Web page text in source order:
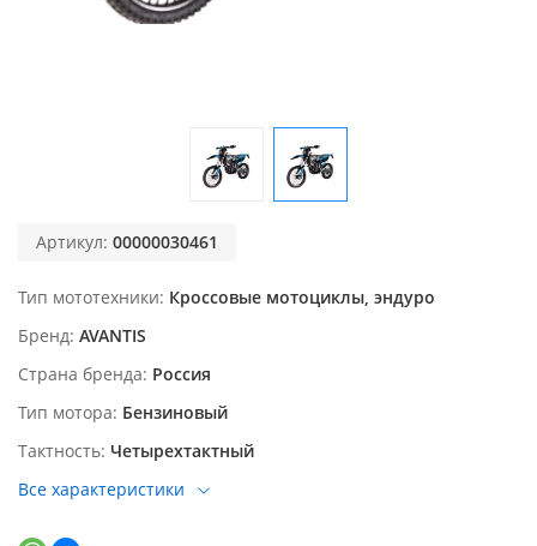
Артикул: 00000030461
Тип мототехники Кроссовые мотоциклы, эндуро
Бренд AVANTIS
Страна бренда Россия
Тип мотора Бензиновый
Тактность Четырехтактный
Все характеристики